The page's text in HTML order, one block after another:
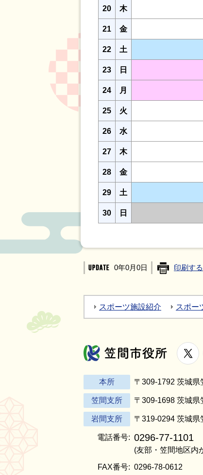
20 木
21 金
22 土
23 日
24 月
25 火
26 水
27 木
28 金
29 土
30 日
0年0月0日 印刷する
スポーツ施設紹介 スポー
笠間市
本所 〒309-1792 茨城
笠間支所 〒309-1698 茨城
岩間支所 〒319-0294 茨城
電話番号: 0296-77-1101
(友部・笠間地区内
FAX番号: 0296-78-0612